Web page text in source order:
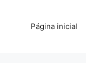
Página inicial